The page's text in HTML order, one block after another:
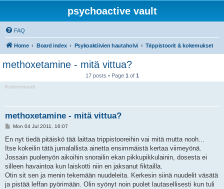
psychoactive vault
FAQ
Home Board index Psykoaktiivien hautaholvi Trippistoorit & kokemukset
methoxetamine - mitä vittua?
17 posts • Page 1 of 1
Kottonmouth
methoxetamine - mitä vittua?
P
s
Mon 04 Jul 2011, 16:07
En nyt tiedä pitäiskö tää laittaa trippistooreihin vai mitä mutta nooh...
Itse kokeilin tätä jumalallista ainetta ensimmäistä kertaa viimeyönä.
Jossain puolenyön aikoihin snorailin ekan pikkupikkulainin, dosesta ei
silleen havaintoa kun laiskotti niin en jaksanut fiktailla.
Otin sit sen ja menin tekemään nuudeleita. Kerkesin siinä nuudelit väsätä
ja pistää leffan pyörimään. Olin syönyt noin puolet lautasellisesti kun tuli